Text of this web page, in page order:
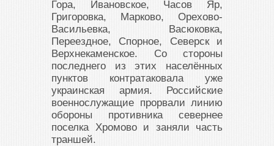
Гора, Ивановское, Часов Яр,
Григоровка, Марково, Орехово-
Васильевка, Васюковка,
Переездное, Спорное, Северск и
Верхнекаменское. Со стороны
последнего из этих населённых
пунктов контратаковала уже
украинская армия. Российские
военнослужащие прорвали линию
обороны противника севернее
поселка Хромово и заняли часть
траншей.